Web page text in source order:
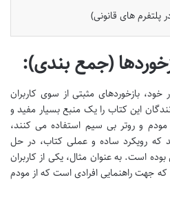
پلتفرم های قانونی)
(جمع بندی):
خود، بازخوردهای مثبتی از سوی کاربران
این کتاب را یک منبع بسیار مفید و
مودم و روتر بی سیم استفاده می کنند،
که رویکرد ساده و عملی کتاب، در حل
است. به عنوان مثال، یکی از کاربران
جهت راهنمایی افرادی است که از مودم